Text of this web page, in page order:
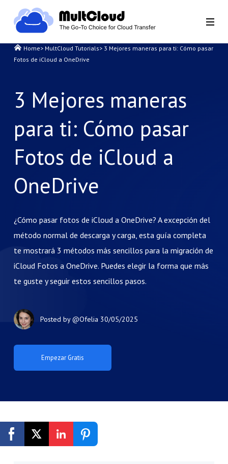
Home> MultCloud Tutorials> 3 Mejores maneras para ti: Cómo pasar
Fotos de iCloud a OneDrive
3 Mejores maneras
para ti: Cómo pasar
Fotos de iCloud a
OneDrive
¿Cómo pasar fotos de iCloud a OneDrive? A excepción del
método normal de descarga y carga, esta guía completa
te mostrará 3 métodos más sencillos para la migración de
iCloud Fotos a OneDrive. Puedes elegir la forma que más
te guste y seguir estos sencillos pasos.
Empezar Gratis
Posted by@Ofelia 30/05/2025